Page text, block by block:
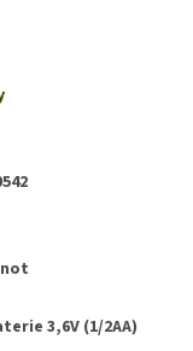
3,6V (1/2AA)